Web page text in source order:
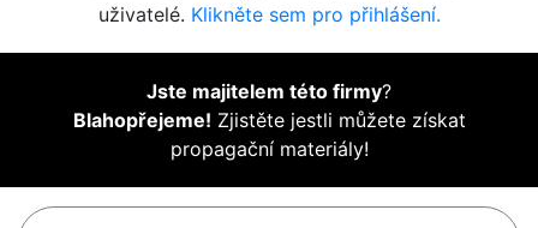
uživatelé. Klikněte sem pro přihlášení.
Jste majitelem této firmy?
Blahopřejeme! Zjistěte jestli můžete získat
propagační materiály!